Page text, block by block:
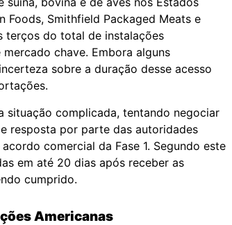
Foods, Smithfield Packaged Meats e
terços do total de instalações
chave. Embora alguns
sobre a duração desse acesso
situação complicada, tentando negociar
resposta por parte das autoridades
comercial da Fase 1. Segundo este
em até 20 dias após receber as
cumprido.
Americanas